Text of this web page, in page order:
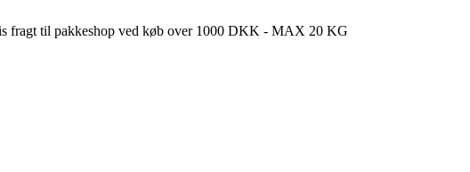
fragt til pakkeshop ved køb over 1000 DKK - MAX 20 KG